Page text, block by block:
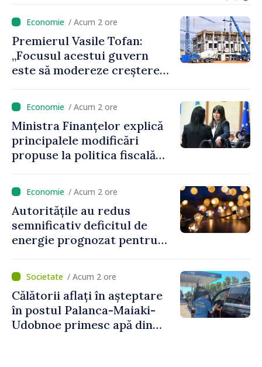
/ Acum 2 ore
Premierul Vasile Tofan:
„Focusul acestui guvern
este să modereze creșterea
/ Acum 2 ore
Ministra Finanțelor explică
principalele modificări
propuse la politica fiscală
venit
/ Acum 2 ore
Autoritățile au redus
semnificativ deficitul de
energie prognozat pentru
/ Acum 2 ore
Călătorii aflați în așteptare
în postul Palanca-Maiaki-
Udobnoe primesc apă din